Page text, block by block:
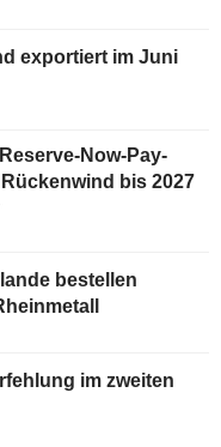
exportiert im Juni
Now-Pay-
bis 2027
bestellen
im zweiten